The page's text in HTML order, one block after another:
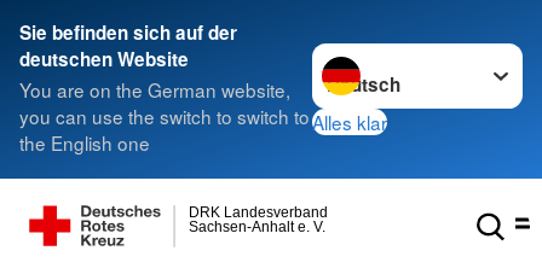
Sie befinden sich auf der
deutschen Website
You are on the German website,
you can use the switch to switch to
the English one
Sprache wechseln zu
Alles klar
Sachsen-Anhalt e. V.
DRK Landesverband